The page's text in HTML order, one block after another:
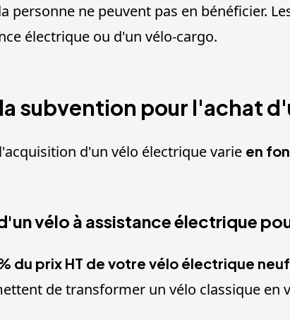
personne ne peuvent pas en bénéficier.
électrique ou d'un vélo-cargo.
subvention pour l'achat
d'un vélo électrique varie en
vélo à assistance électrique
du prix HT de votre vélo électrique neuf
de transformer un vélo classique en